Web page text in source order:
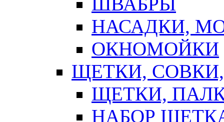
НАСАДКИ,
ОКНОМОЙКИ
ЩЕТКИ,
ЩЕТКИ,
НАБОР